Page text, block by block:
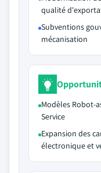
qualité
Subventions
mécanisation
Modèles Robot-
Service
Expansion des
électronique et